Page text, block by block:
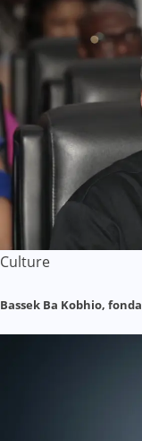
Culture
Bassek Ba Kobhio,